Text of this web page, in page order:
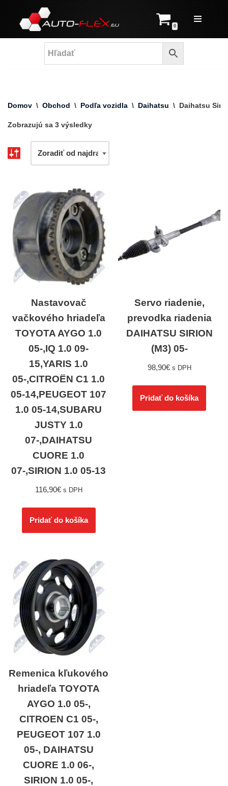
Prejsť
na
0
Domov \ Obchod \ Podľa vozidla \ Daihatsu \ Daihatsu
Zobrazujú sa 3 výsledky
Nastavovač
vačkového hriadeľa
TOYOTA AYGO 1.0
05-,IQ 1.0 09-
15,YARIS 1.0
05-,CITROËN C1 1.0
05-14,PEUGEOT 107
1.0 05-14,SUBARU
JUSTY 1.0
07-,DAIHATSU
CUORE 1.0
07-,SIRION 1.0 05-13
116,90€ s DPH
Pridať do košíka
Servo riadenie,
prevodka riadenia
DAIHATSU SIRION
(M3) 05-
98,90€ s DPH
Pridať do košíka
Remenica kľukového
hriadeľa TOYOTA
AYGO 1.0 05-,
CITROEN C1 05-,
PEUGEOT 107 1.0
05-, DAIHATSU
CUORE 1.0 06-,
SIRION 1.0 05-,